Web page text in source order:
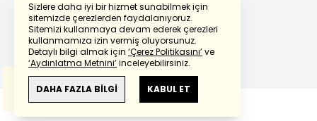
Sizlere daha iyi bir hizmet sunabilmek için
sitemizde çerezlerden faydalanıyoruz.
Sitemizi kullanmaya devam ederek çerezleri
kullanmamıza izin vermiş oluyorsunuz.
Detaylı bilgi almak için ‘Çerez Politikasını’ve
‘Aydınlatma Metnini’inceleyebilirsiniz.
DAHA FAZLA BİLGİ KABUL ET
Powered by Translate
Bu çevirideGoogle Transletekullanılmıştır.
Anlam ve çeviri hatalarından
haberturk.com
sorumlu değildir.